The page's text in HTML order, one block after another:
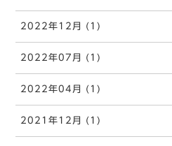
2022年12月 (1)
2022年07月 (1)
2022年04月 (1)
2021年12月 (1)